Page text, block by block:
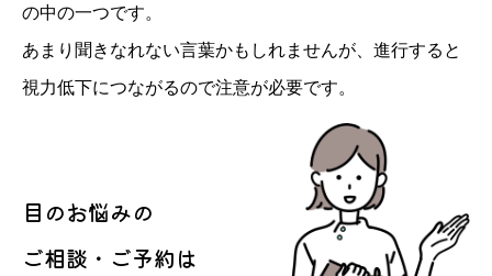
の中の一つです。
あまり聞きなれない言葉かもしれませんが、進行すると
視力低下につながるので注意が必要です。
目のお悩みの
ご相談・ご予約は